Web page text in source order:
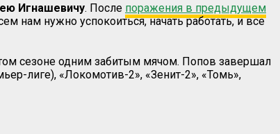
Игнашевичу. После поражения в предыдущем
нам нужно успокоиться, начать работать, и все
сезоне одним забитым мячом. Попов завершал
лиге), «Локомотив-2», «Зенит-2», «Томь»,